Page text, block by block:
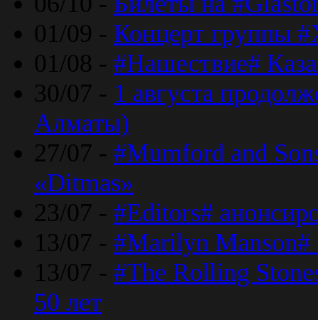
01/09 - Концерт группы
01/08 - #Нашествие#
30/07 - 1 августа
Алматы)
27/07 - #Mumford and
«Ditmas»
23/07 - #Editors#
13/07 - #Marilyn Manson#
13/07 - #The Rolling
50 лет